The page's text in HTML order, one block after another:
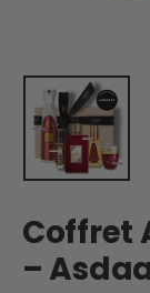
Coffret
–